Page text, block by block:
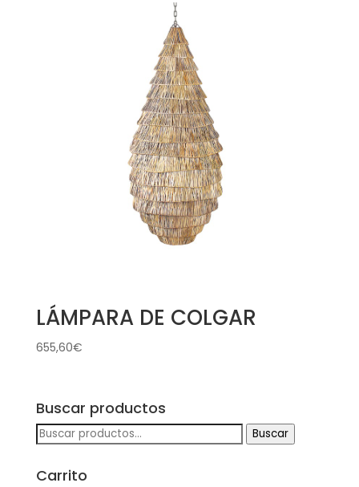
LÁMPARA DE COLGAR
655,60€
Buscar productos
Buscar
Buscar
Carrito